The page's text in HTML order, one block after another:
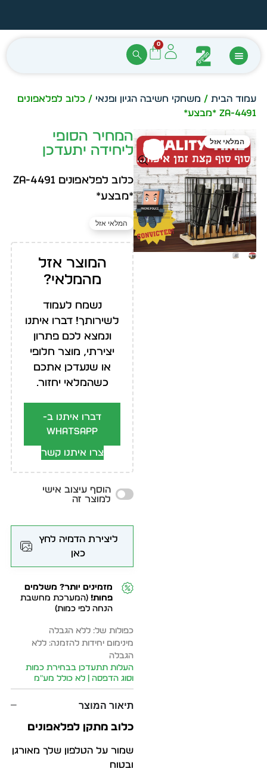
0
עמוד הבית / משחקי חשיבה הגיון ופנאי / כלוב לפלאפונים
ZA-4491 *מבצע*
כלוב לפלאפונים ZA-4491
*מבצע*
המלאי אזל
המוצר אזל
מהמלאי?
נשמח לעמוד
לשירותך! דברו איתנו
ונמצא לכם פתרון
יצירתי, מוצר חלופי
או שנעדכן אתכם
כשהמלאי יחזור.
דברו איתנו ב-
WhatsApp
צרו איתנו קשר
הוסף עיצוב אישי
למוצר זה
ליצירת הדמיה לחץ
כאן
מזמינים יותר? משלמים
פחות! (המערכת מחשבת
הנחה לפי כמות)
כפולות של: ללא הגבלה
מינימום יחידות להזמנה: ללא
הגבלה
המחיר הסופי
ליחידה יתעדכן
העלות תתעדכן בבחירת כמות
וסוג הדפסה | לא כולל מע״מ
תיאור המוצר
כלוב מתקן לפלאפונים
שמור על הטלפון שלך מאורגן
ובטוח
המלאי אזל